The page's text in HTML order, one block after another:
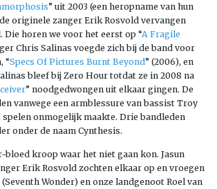
” uit 2003 (een heropname van hun
originele zanger Erik Rosvold vervangen
horen we voor het eerst op “A Fragile
Chris Salinas voegde zich bij de band voor
“Specs Of Pictures Burnt Beyond ” (2006), en
bleef bij Zero Hour totdat ze in 2008 na
” noodgedwongen uit elkaar gingen. De
vanwege een armblessure van bassist Troy
onmogelijk maakte. Drie bandleden
onder de naam Cynthesis.
bloed kroop waar het niet gaan kon. Jasun
Erik Rosvold zochten elkaar op en vroegen
Wonder) en onze landgenoot Roel van